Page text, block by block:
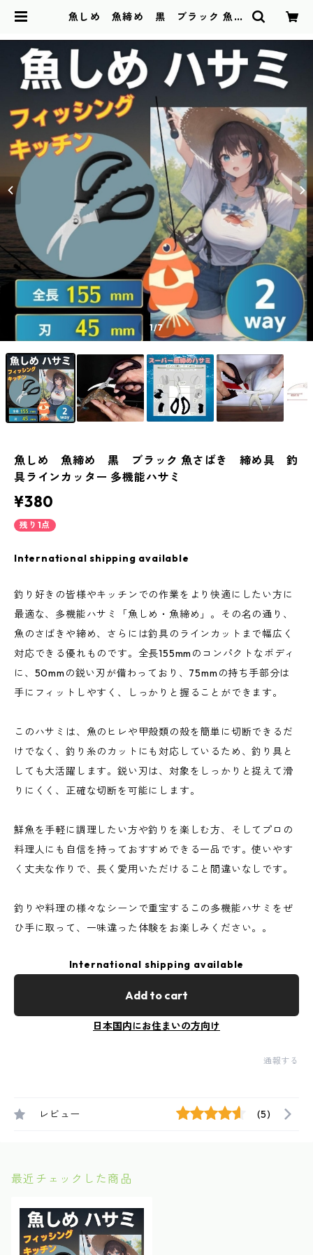
魚しめ 魚締め 黒 ブラック 魚さ
多機能ハサミ | NAWOMIDOU BA
1/7
魚しめ 魚締め 黒 ブラック 魚さばき 締め具 釣
具ラインカッター 多機能ハサミ
¥380
残り1点
International shipping available
釣り好きの皆様やキッチンでの作業をより快適にしたい方に
最適な、多機能ハサミ「魚しめ・魚締め」。その名の通り、
魚のさばきや締め、さらには釣具のラインカットまで幅広く
対応できる優れものです。全長155mmのコンパクトなボディ
に、50mmの鋭い刃が備わっており、75mmの持ち手部分は
手にフィットしやすく、しっかりと握ることができます。
このハサミは、魚のヒレや甲殻類の殻を簡単に切断できるだ
けでなく、釣り糸のカットにも対応しているため、釣り具と
しても大活躍します。鋭い刃は、対象をしっかりと捉えて滑
りにくく、正確な切断を可能にします。
鮮魚を手軽に調理したい方や釣りを楽しむ方、そしてプロの
料理人にも自信を持っておすすめできる一品です。使いやす
く丈夫な作りで、長く愛用いただけること間違いなしです。
釣りや料理の様々なシーンで重宝するこの多機能ハサミをぜ
ひ手に取って、一味違った体験をお楽しみください。。
International shipping available
Add to cart
日本国内にお住まいの方向け
通報する
レビュー (5)
最近チェックした商品